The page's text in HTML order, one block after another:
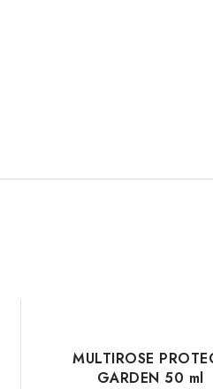
MULTIROSE
GARDEN 50 ml